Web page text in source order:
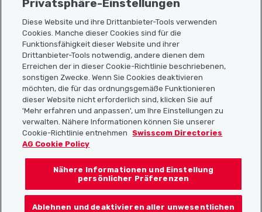
Sitemap
Nützliche Links
Localcities App herunterladen
Folgt uns auf:
Privatsphäre-Einstellungen
Diese Website und ihre Drittanbieter-Tools verwenden
Cookies. Manche dieser Cookies sind für die
Funktionsfähigkeit dieser Website und ihrer
Drittanbieter-Tools notwendig, andere dienen dem
Erreichen der in dieser Cookie-Richtlinie beschriebenen,
sonstigen Zwecke. Wenn Sie Cookies deaktivieren
möchten, die für das ordnungsgemäße Funktionieren
dieser Website nicht erforderlich sind, klicken Sie auf
'Mehr erfahren und anpassen', um Ihre Einstellungen zu
verwalten. Nähere Informationen können Sie unserer
Cookie-Richtlinie entnehmen
Swisscom Directories
AG Cookie Policy
Nähere Informationen und Einstellung
persönlicher Präferenzen
Ablehnen und deaktivieren aller unwesentlichen